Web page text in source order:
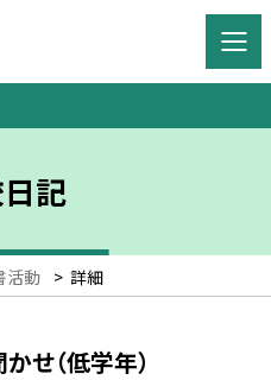
記
活動 > 詳細
せ（低学年）